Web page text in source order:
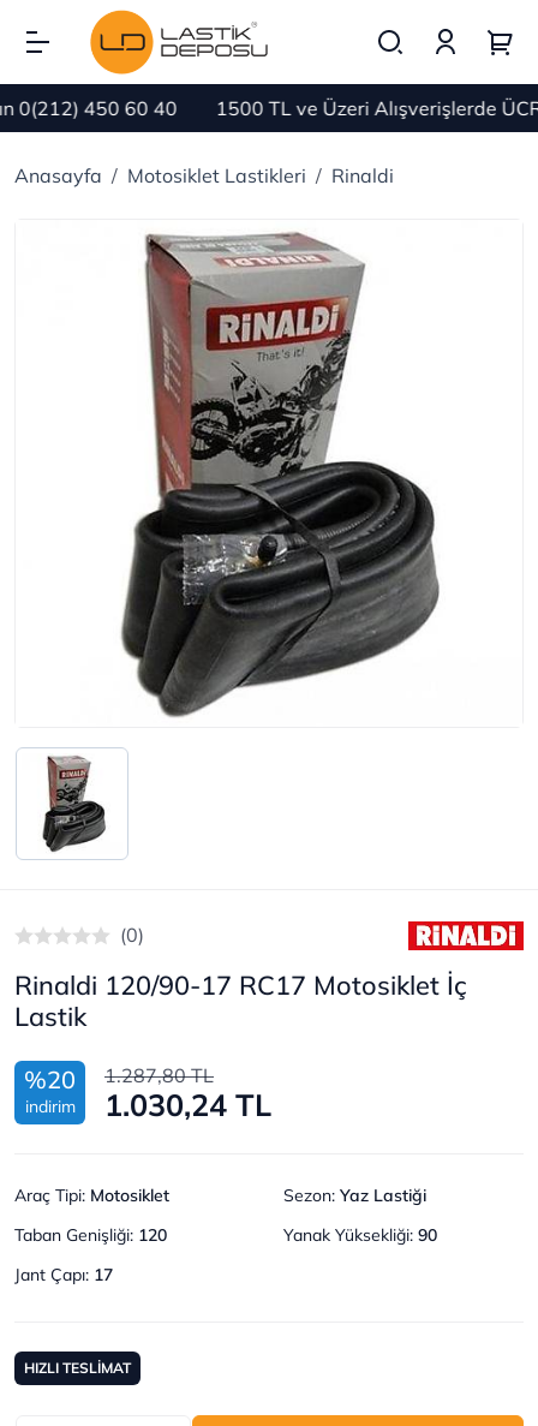
450 60 40 1500 TL ve Üzeri Alışverişlerde
Anasayfa Motosiklet Lastikleri Rinaldi
(0)
Rinaldi 120/90-17 RC17 Motosiklet İç
Lastik
%20
indirim
1.287,80 TL
1.030,24 TL
Araç Tipi: Motosiklet Sezon: Yaz Lastiği
Taban Genişliği: 120 Yanak Yüksekliği: 90
Jant Çapı: 17
HIZLI TESLİMAT